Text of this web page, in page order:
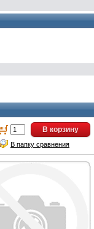
В корзину
В папку сравнения